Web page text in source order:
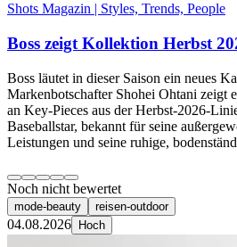
Shots Magazin | Styles, Trends, People
Boss zeigt Kollektion Herbst
Boss läutet in dieser Saison ein neues
Markenbotschafter Shohei Ohtani zeigt
an Key-Pieces aus der Herbst-2026-
Baseballstar, bekannt für seine
Leistungen und seine ruhige,
Noch nicht bewertet
mode-beauty reisen-outdoor
04.08.2026 Hoch